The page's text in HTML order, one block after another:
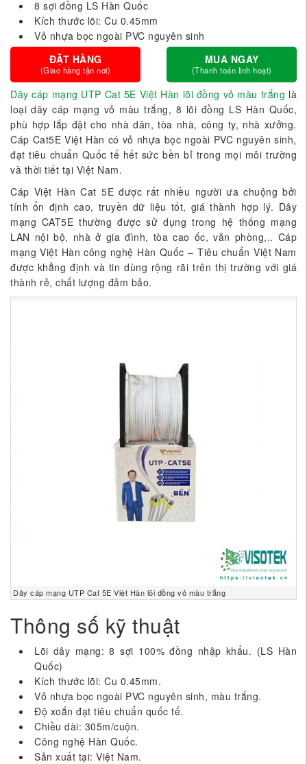
8 sợi đồng LS Hàn Quốc
Kích thước lõi: Cu 0.45mm
Vỏ nhựa bọc ngoài PVC nguyên sinh
ĐẶT HÀNG
(Giao hàng tận nơi)
MUA NGAY
(Thanh toán linh hoạt)
Dây cáp mạng UTP Cat 5E Việt Hàn lõi đồng vỏ màu trắng là
loại dây cáp mạng vỏ màu trắng, 8 lõi đồng LS Hàn Quốc,
phù hợp lắp đặt cho nhà dân, tòa nhà, công ty, nhà xưởng.
Cáp Cat5E Việt Hàn có vỏ nhựa bọc ngoài PVC nguyên sinh,
đạt tiêu chuẩn Quốc tế hết sức bền bỉ trong mọi môi trường
và thời tiết tại Việt Nam.
Cáp Việt Hàn Cat 5E được rất nhiều người ưa chuộng bởi
tính ổn định cao, truyền dữ liệu tốt, giá thành hợp lý. Dây
mạng CAT5E thường được sử dụng trong hệ thống mạng
LAN nội bộ, nhà ở gia đình, tòa cao ốc, văn phòng,.. Cáp
mạng Việt Hàn công nghệ Hàn Quốc – Tiêu chuẩn Việt Nam
được khẳng định và tin dùng rộng rãi trên thị trường với giá
thành rẻ, chất lượng đảm bảo.
Dây cáp mạng UTP Cat 5E Việt Hàn lõi đồng vỏ màu trắng
Thông số kỹ thuật
Lõi dây mạng: 8 sợi 100% đồng nhập khẩu. (LS Hàn
Quốc)
Kích thước lõi: Cu 0.45mm.
Vỏ nhựa bọc ngoài PVC nguyên sinh, màu trắng.
Độ xoắn đạt tiêu chuẩn quốc tế.
Chiều dài: 305m/cuộn.
Công nghệ Hàn Quốc.
Sản xuất tại: Việt Nam.